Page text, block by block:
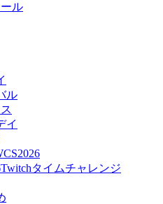
ル
ル
イ
タイムチャレンジ